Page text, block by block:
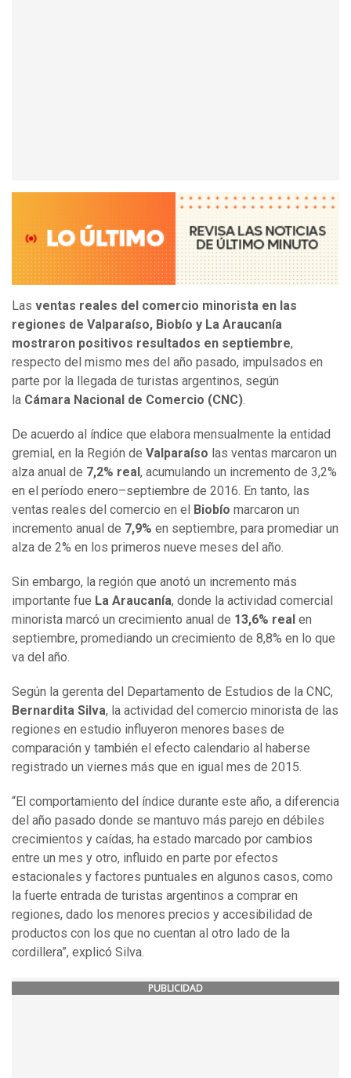
Las ventas reales del comercio minorista en las
regiones de Valparaíso, Biobío y La Araucanía
mostraron positivos resultados en septiembre,
respecto del mismo mes del año pasado, impulsados en
parte por la llegada de turistas argentinos, según
la Cámara Nacional de Comercio (CNC).
De acuerdo al índice que elabora mensualmente la entidad
gremial, en la Región de Valparaíso las ventas marcaron un
alza anual de 7,2% real , acumulando un incremento de 3,2%
en el período enero–septiembre de 2016. En tanto, las
ventas reales del comercio en el
Biobío marcaron un
incremento anual de 7,9% en septiembre, para promediar un
alza de 2% en los primeros nueve meses del año.
Sin embargo, la región que anotó un incremento más
importante fue La Araucanía, donde la actividad comercial
minorista marcó un crecimiento anual de 13,6% real en
septiembre, promediando un crecimiento de 8,8% en lo que
va del año.
Según la gerenta del Departamento de Estudios de la CNC,
Bernardita Silva, la actividad del comercio minorista de las
regiones en estudio influyeron menores bases de
comparación y también el efecto calendario al haberse
registrado un viernes más que en igual mes de 2015.
“El comportamiento del índice durante este año, a diferencia
del año pasado donde se mantuvo más parejo en débiles
crecimientos y caídas, ha estado marcado por cambios
entre un mes y otro, influido en parte por efectos
estacionales y factores puntuales en algunos casos, como
la fuerte entrada de turistas argentinos a comprar en
regiones, dado los menores precios y accesibilidad de
productos con los que no cuentan al otro lado de la
cordillera”, explicó Silva.
PUBLICIDAD